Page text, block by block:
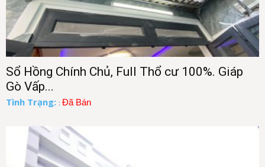
Sổ Hồng Chính Chủ, Full Thổ cư 100%. Giáp
Gò Vấp...
Tình Trạng: : Đã Bán